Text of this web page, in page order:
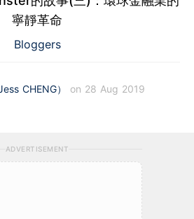
寧靜革命
Bloggers
CHENG） on 28 Aug 2019
創立FinMonster前，於外資和中資企業
深諳商業貸款市場的運作，熟悉公司財
結構融資及貿易融資項目，希望透過知
發展。鄭氏亦為特許金融分析師(CF
ADVERTISEMENT